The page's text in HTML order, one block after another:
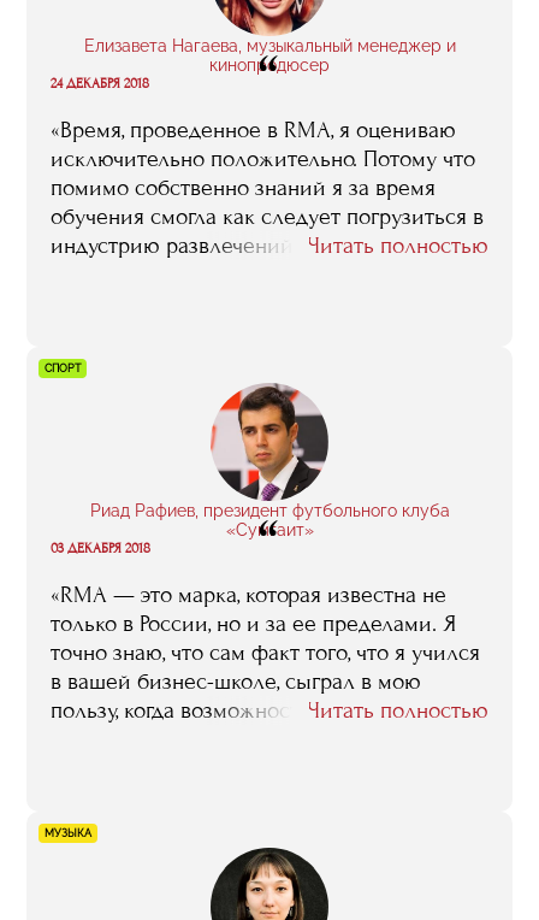
Елизавета Нагаева, музыкальный менеджер и
кинопродюсер
“
24 ДЕКАБРЯ 2018
«Время, проведенное в RMA, я оцениваю
исключительно положительно. Потому что
помимо собственно знаний я за время
обучения смогла как следует погрузиться в
индустрию развлечений, очень
комьюнити».
Читать полностью
СПОРТ
Риад Рафиев, президент футбольного клуба
«Сумгаит»
“
03 ДЕКАБРЯ 2018
«RMA — это марка, которая известна не
только в России, но и за ее пределами. Я
точно знаю, что сам факт того, что я учился
в вашей бизнес-школе, сыграл в мою
пользу, когда возможность моего
меня на работу, тоже держала в уме то, что
я выпускник RMA и моя дипломная работа
посвящена проблемам взаимоотношений
агентов с клубами и игроками».
Читать полностью
МУЗЫКА